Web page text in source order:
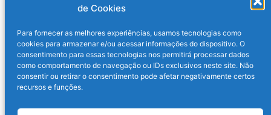
de Cookies
Para fornecer as melhores experiências, usamos tecnologias como
cookies para armazenar e/ou acessar informações do dispositivo. O
consentimento para essas tecnologias nos permitirá processar dados
como comportamento de navegação ou IDs exclusivos neste site. Não
consentir ou retirar o consentimento pode afetar negativamente certos
recursos e funções.